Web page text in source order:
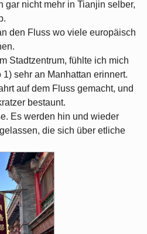
gar nicht mehr in Tianjin selber,
den Fluss wo viele europäisch
Stadtzentrum, fühlte ich mich
sehr an Manhattan erinnert.
auf dem Fluss gemacht, und
bestaunt.
Es werden hin und wieder
die sich über etliche